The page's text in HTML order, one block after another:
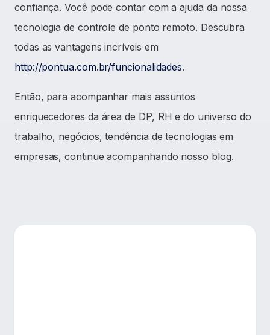
confiança. Você pode contar com a ajuda da nossa
tecnologia de controle de ponto remoto. Descubra
todas as vantagens incríveis em
http://pontua.com.br/funcionalidades.
Então, para acompanhar mais assuntos
enriquecedores da área de DP, RH e do universo do
trabalho, negócios, tendência de tecnologias em
empresas, continue acompanhando nosso blog.